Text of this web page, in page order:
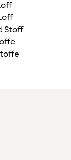
Stoff